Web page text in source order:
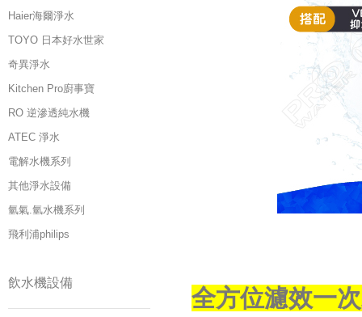
Haier海爾淨水
TOYO 日本好水世家
奇異淨水
Kitchen Pro廚事寶
RO 逆滲透純水機
ATEC 淨水
電解水機系列
其他淨水設備
氫氣.氫水機系列
飛利浦philips
飲水機設備
全方位濾效一